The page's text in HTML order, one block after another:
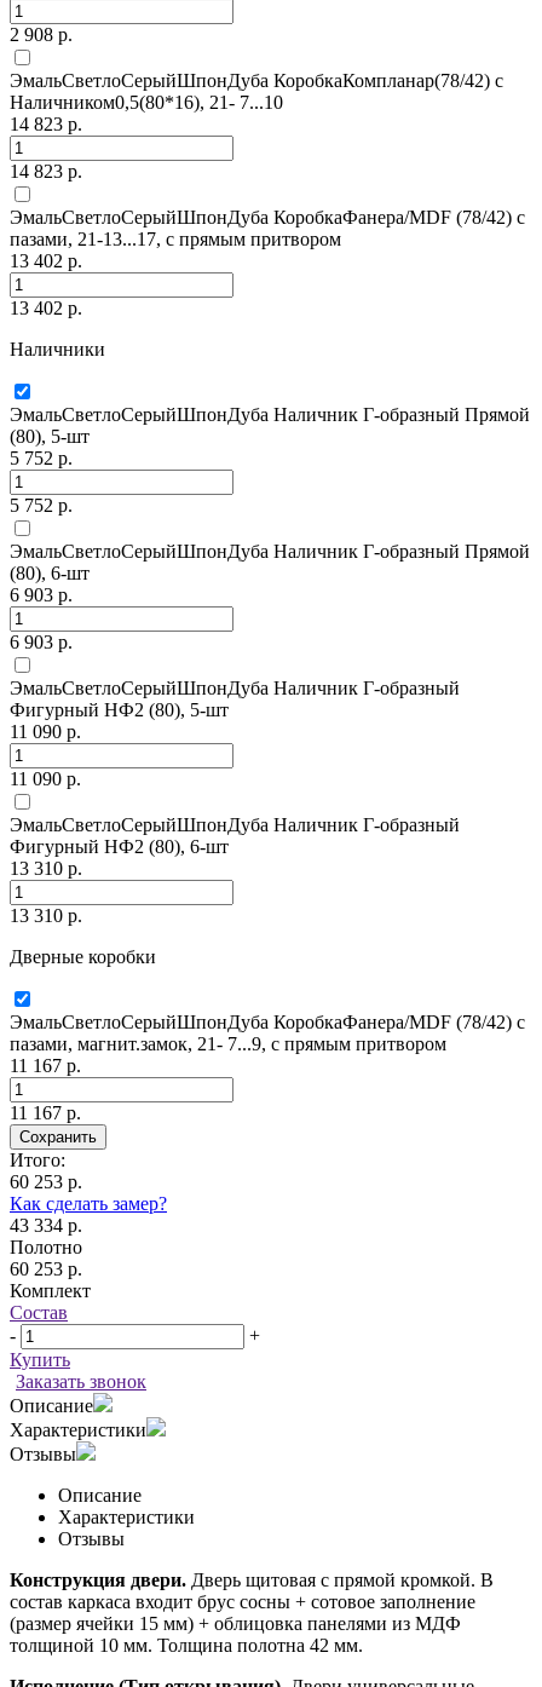
2 908 р.
ЭмальСветлоСерыйШпонДуба КоробкаКомпланар(78/42) с
Наличником0,5(80*16), 21- 7...10
14 823 р.
14 823 р.
ЭмальСветлоСерыйШпонДуба КоробкаФанера/MDF (78/42) с
пазами, 21-13...17, с прямым притвором
13 402 р.
13 402 р.
Наличники
ЭмальСветлоСерыйШпонДуба Наличник Г-образный Прямой
(80), 5-шт
5 752 р.
5 752 р.
ЭмальСветлоСерыйШпонДуба Наличник Г-образный Прямой
(80), 6-шт
6 903 р.
6 903 р.
ЭмальСветлоСерыйШпонДуба Наличник Г-образный
Фигурный НФ2 (80), 5-шт
11 090 р.
11 090 р.
ЭмальСветлоСерыйШпонДуба Наличник Г-образный
Фигурный НФ2 (80), 6-шт
13 310 р.
13 310 р.
Дверные коробки
ЭмальСветлоСерыйШпонДуба КоробкаФанера/MDF (78/42) с
пазами, магнит.замок, 21- 7...9, с прямым притвором
11 167 р.
11 167 р.
Сохранить
Итого:
60 253 р.
Как сделать замер?
43 334 р.
Полотно
60 253 р.
Комплект
Состав
-
+
Купить
Заказать звонок
Описание
Характеристики
Отзывы
Описание
Характеристики
Отзывы
Конструкция двери. Дверь щитовая с прямой кромкой. В
состав каркаса входит брус сосны + сотовое заполнение
(размер ячейки 15 мм) + облицовка панелями из МДФ
толщиной 10 мм. Толщина полотна 42 мм.